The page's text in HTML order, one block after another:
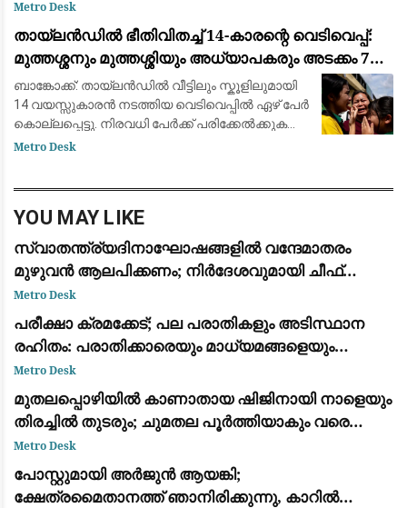
കോടതിയെ അറിയിച്ചു. വിപുലമായ തിരച
Metro Desk
തായ്‌ലൻഡിൽ ഭീതിവിതച്ച് 14-കാരന്റെ വെടിവെപ്പ്:
മുത്തശ്ശനും മുത്തശ്ശിയും അധ്യാപകരും അടക്കം 7
പേർ കൊല്ലപ്പെട്ടു
ബാങ്കോക്ക്: തായ്‌ലൻഡിൽ വീട്ടിലും സ്കൂളിലുമായി
14 വയസ്സുകാരൻ നടത്തിയ വെടിവെപ്പിൽ ഏഴ് പേർ
കൊല്ലപ്പെട്ടു. നിരവധി പേർക്ക് പരിക്കേൽക്കുകയും
ചെയ്തു. വെള്ളിയാഴ്ച രാവിലെ ബാങ്കോക്കിന്
Metro Desk
YOU MAY LIKE
സ്വാതന്ത്ര്യദിനാഘോഷങ്ങളിൽ വന്ദേമാതരം
മുഴുവൻ ആലപിക്കണം; നിർദേശവുമായി ചീഫ്
സെക്രട്ടറി
Metro Desk
പരീക്ഷാ ക്രമക്കേട്; പല പരാതികളും അടിസ്ഥാന
രഹിതം: പരാതിക്കാരെയും മാധ്യമങ്ങളെയും
വിമര്‍ശിച്ച് പിഎസ്‌സി
Metro Desk
മുതലപ്പൊഴിയിൽ കാണാതായ ഷിജിനായി നാളെയും
തിരച്ചിൽ തുടരും; ചുമതല പൂർത്തിയാകും വരെ
തീരത്തുണ്ടാകുമെന്ന് മന്ത്രി സി.പി. ജോൺ
Metro Desk
പോസ്റ്റുമായി അർജുൻ ആയങ്കി;
ക്ഷേത്രമൈതാനത്ത് ഞാനിരിക്കുന്നു, കാറിൽ